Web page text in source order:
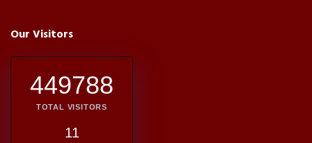
Our Visitors
449788
TOTAL VISITORS
11